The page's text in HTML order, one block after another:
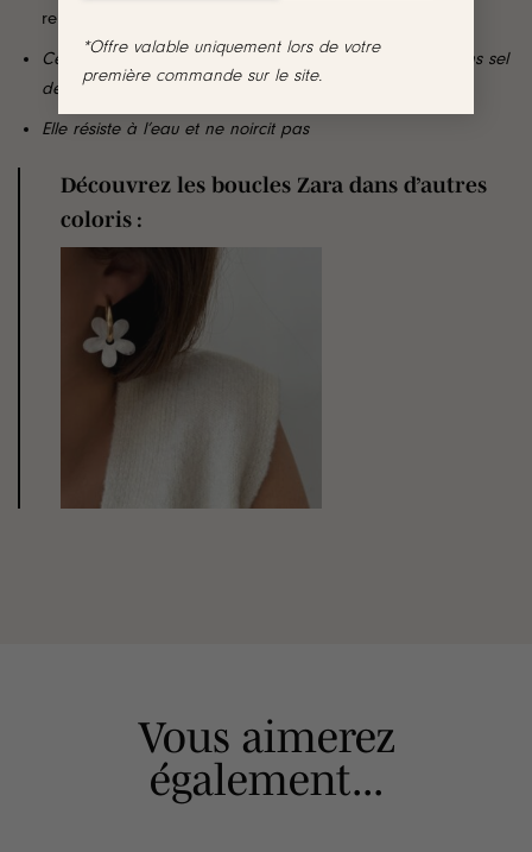
*Offre valable uniquement lors de votre
première commande sur le site.
reprises, ni échangées
Cette paire est garantie sans nickel, sans cadmium, sans sel
de plomb
Elle résiste à l’eau et ne noircit pas
Découvrez les boucles Zara dans d’autres
coloris :
Vous aimerez
également...